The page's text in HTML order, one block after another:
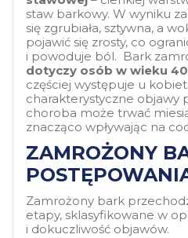
staw barkowy. W wyniku
się zgrubiała, sztywna, a
pojawić się zrosty, co
i powoduje ból. Bark
dotyczy osób w wieku
częściej występuje u
charakterystyczne objawy
choroba może trwać
znacząco wpływając na
ZAMROŻONY
Zamrożony bark
etapy, sklasyfikowane w
i dokuczliwość objawów.